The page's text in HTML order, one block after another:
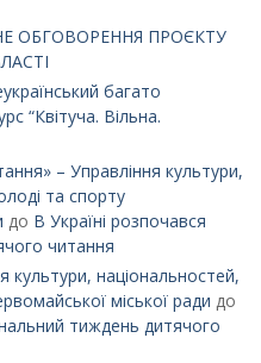
ОБГОВОРЕННЯ ПРОЄКТУ
багато
“Квітуча. Вільна.
– Управління культури,
та спорту
до В Україні розпочався
читання
культури, національностей,
міської ради до
тиждень дитячого